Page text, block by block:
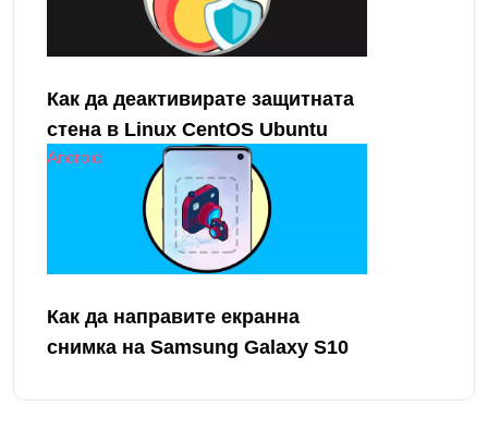
Как да деактивирате защитната
стена в Linux CentOS Ubuntu
Android
Как да направите екранна
снимка на Samsung Galaxy S10